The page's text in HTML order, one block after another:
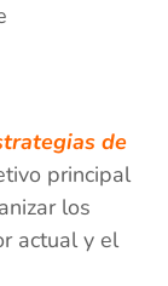
de
principal
los
actual y el